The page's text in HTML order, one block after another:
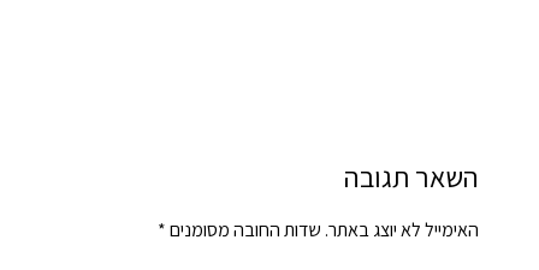
השאר תגובה
האימייל לא יוצג באתר. שדות החובה מסומנים*